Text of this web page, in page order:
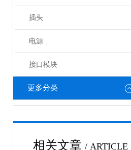
插头
电源
接口模块
更多分类
相关文章 / ARTICLE